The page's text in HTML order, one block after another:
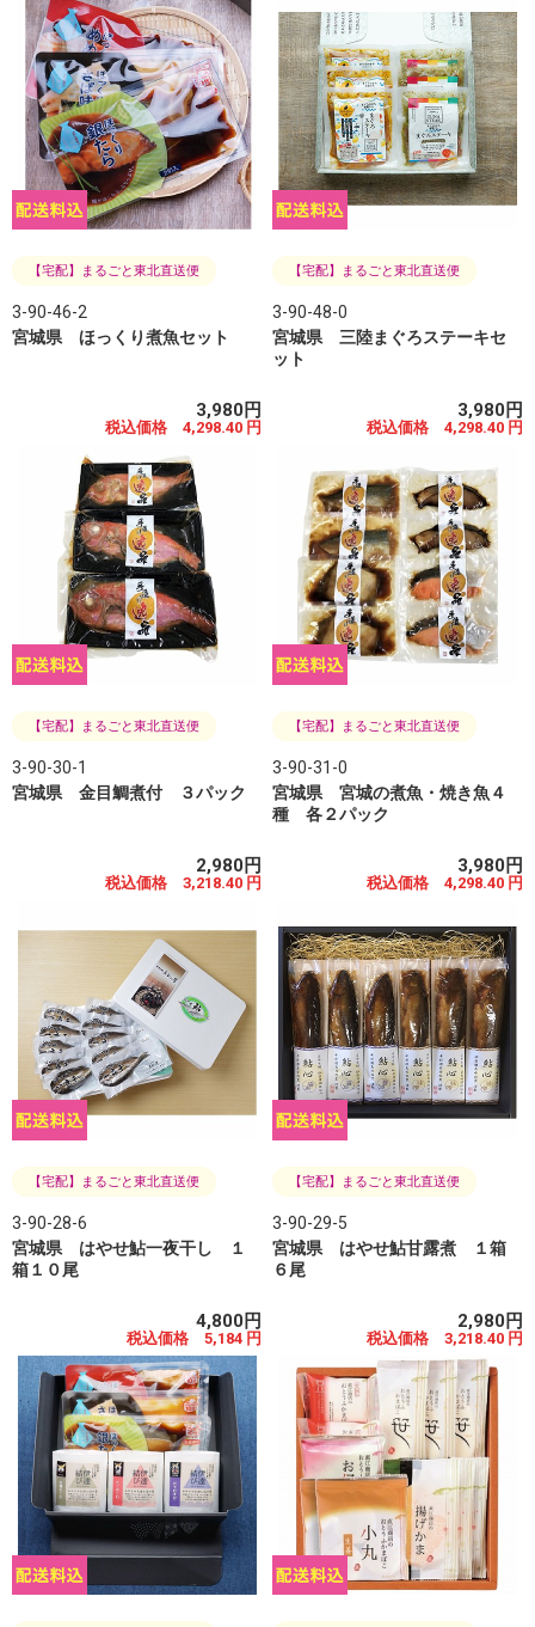
【宅配】まるごと東北直送便
3-90-46-2
宮城県 ほっくり煮魚セット
3,980円
税込価格 4,298.40 円
【宅配】まるごと東北直送便
3-90-48-0
宮城県 三陸まぐろステーキセ
ット
3,980円
税込価格 4,298.40 円
【宅配】まるごと東北直送便
3-90-30-1
宮城県 金目鯛煮付 ３パック
2,980円
税込価格 3,218.40 円
【宅配】まるごと東北直送便
3-90-31-0
宮城県 宮城の煮魚・焼き魚４
種 各２パック
3,980円
税込価格 4,298.40 円
【宅配】まるごと東北直送便
3-90-28-6
宮城県 はやせ鮎一夜干し １
箱１０尾
4,800円
税込価格 5,184 円
【宅配】まるごと東北直送便
3-90-29-5
宮城県 はやせ鮎甘露煮 １箱
６尾
2,980円
税込価格 3,218.40 円